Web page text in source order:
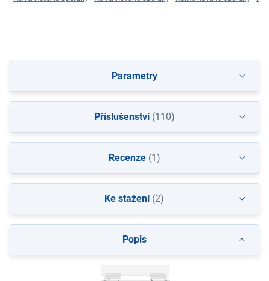
Popis
Parametry
Příslušenství(110)
Recenze(1)
Ke stažení(2)